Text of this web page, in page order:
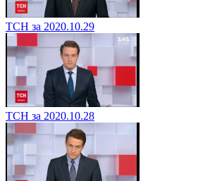
ТСН за 2020.10.29
ТСН за 2020.10.28